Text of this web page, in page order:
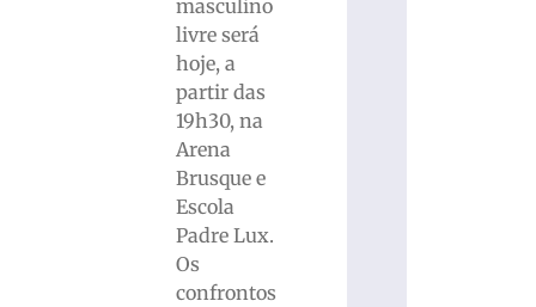
masculino
livre será
hoje, a
partir das
19h30, na
Arena
Brusque e
Escola
Padre Lux.
Os
confrontos